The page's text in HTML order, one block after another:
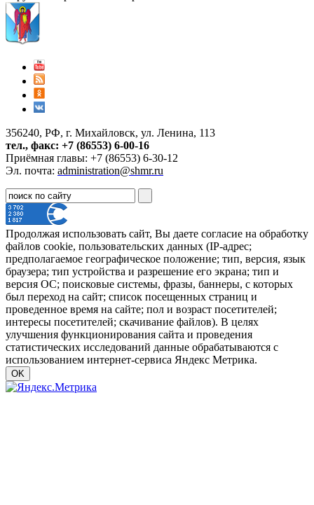
356240, РФ, г. Михайловск, ул. Ленина, 113
тел., факс: +7 (86553) 6-00-16
Приёмная главы: +7 (86553) 6-30-12
Эл. почта: administration@shmr.ru
Продолжая использовать сайт, Вы даете согласие на обработку
файлов cookie, пользовательских данных (IP-адрес;
предполагаемое географическое положение; тип, версия, язык
браузера; тип устройства и разрешение его экрана; тип и
версия ОС; поисковые системы, фразы, баннеры, с которых
был переход на сайт; список посещенных страниц и
проведенное время на сайте; пол и возраст посетителей;
интересы посетителей; скачивание файлов). В целях
улучшения функционирования сайта и проведения
статистических исследований данные обрабатываются с
использованием интернет-сервиса Яндекс Метрика.
OK